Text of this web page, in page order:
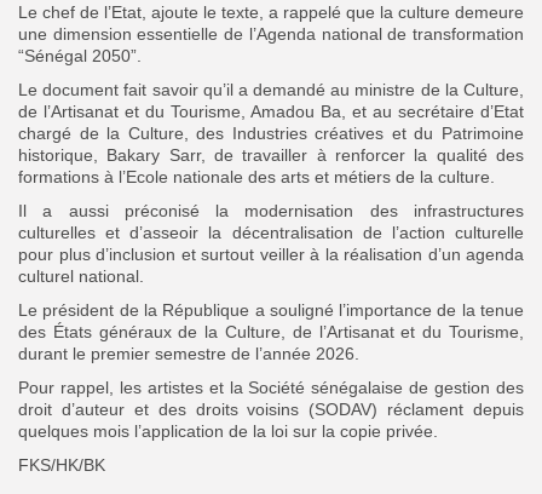
Le chef de l’Etat, ajoute le texte, a rappelé que la culture demeure
une dimension essentielle de l’Agenda national de transformation
“Sénégal 2050”.
Le document fait savoir qu’il a demandé au ministre de la Culture,
de l’Artisanat et du Tourisme, Amadou Ba, et au secrétaire d’Etat
chargé de la Culture, des Industries créatives et du Patrimoine
historique, Bakary Sarr, de travailler à renforcer la qualité des
formations à l’Ecole nationale des arts et métiers de la culture.
Il a aussi préconisé la modernisation des infrastructures
culturelles et d’asseoir la décentralisation de l’action culturelle
pour plus d’inclusion et surtout veiller à la réalisation d’un agenda
culturel national.
Le président de la République a souligné l’importance de la tenue
des États généraux de la Culture, de l’Artisanat et du Tourisme,
durant le premier semestre de l’année 2026.
Pour rappel, les artistes et la Société sénégalaise de gestion des
droit d’auteur et des droits voisins (SODAV) réclament depuis
quelques mois l’application de la loi sur la copie privée.
FKS/HK/BK